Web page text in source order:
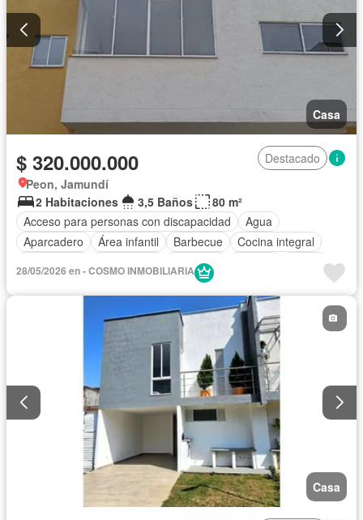
Casa
$ 320.000.000
Destacado
Peon, Jamundí
2 Habitaciones
3,5 Baños
80 m²
Acceso para personas con discapacidad
Agua
Aparcadero
Área infantil Barbecue
Cocina integral
Gimnasio
Tanque de agua
28/05/2026 en - COSMO INMOBILIARIA
Casa